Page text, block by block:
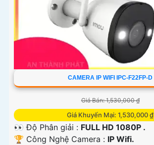
CAMERA IP WIFI IPC-F22FP-D
Giá Bán: 1,530,000 ₫
Giá Khuyến Mại: 1,530,000 ₫
👀 Độ Phân giải : FULL HD 1080P .
🏆 Công Nghệ Camera : IP Wifi.